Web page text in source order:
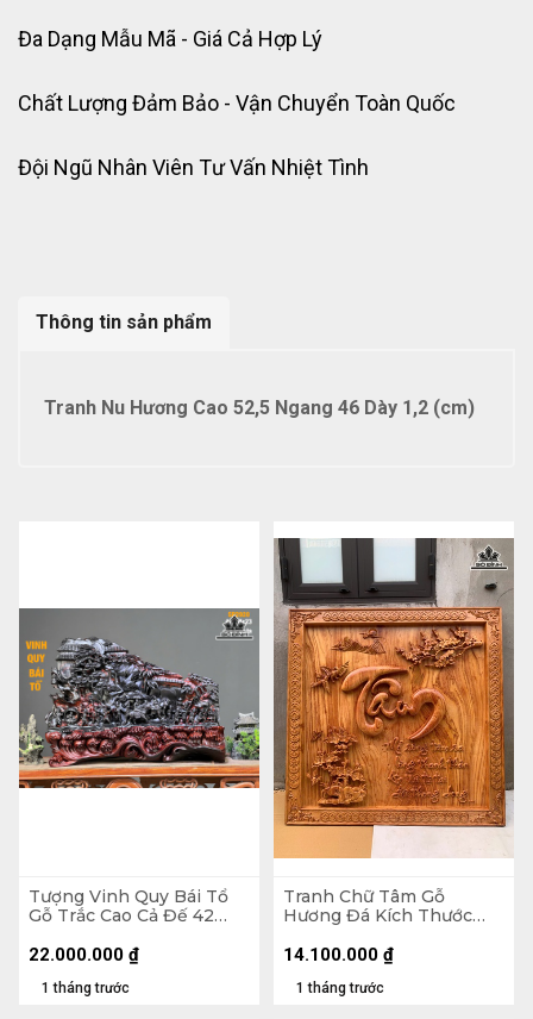
Đa Dạng Mẫu Mã - Giá Cả Hợp Lý
Chất Lượng Đảm Bảo - Vận Chuyển Toàn Quốc
Đội Ngũ Nhân Viên Tư Vấn Nhiệt Tình
Thông tin sản phẩm
Tranh Nu Hương Cao 52,5 Ngang 46 Dày 1,2 (cm)
Tượng Vinh Quy Bái Tổ
Gỗ Trắc Cao Cả Đế 42
Không Đế 32
1 tháng trước
22.000.000 ₫
Tranh Chữ Tâm Gỗ
Hương Đá Kích Thước
1 tháng trước
14.100.000 ₫